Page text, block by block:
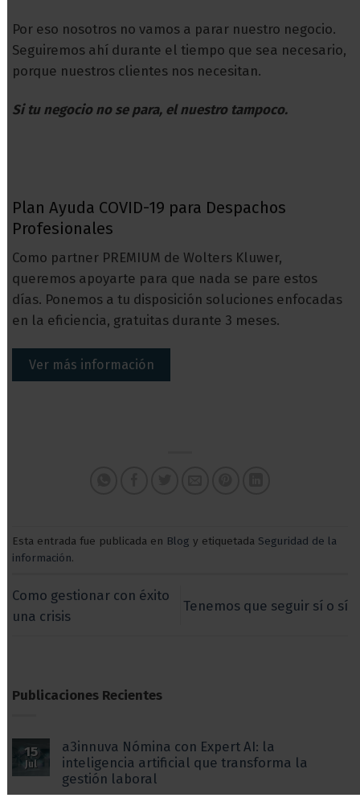
Por eso nosotros no vamos a parar nuestro negocio.
Seguiremos ahí durante el tiempo que sea necesario,
porque nuestros clientes nos necesitan.
Si tu negocio no se para, el nuestro tampoco.
Plan Ayuda COVID-19 para Despachos
Profesionales
Como partner PREMIUM de Wolters Kluwer,
queremos apoyarte para que nada se pare estos
días. Ponemos a tu disposición soluciones enfocadas
en la eficiencia, gratuitas durante 3 meses.
Ver más información
Esta entrada fue publicada en Blog y etiquetada Seguridad de la
información.
Como gestionar con éxito
una crisis
Tenemos que seguir sí o sí
Publicaciones Recientes
15
Jul
a3innuva Nómina con Expert AI: la
inteligencia artificial que transforma la
gestión laboral